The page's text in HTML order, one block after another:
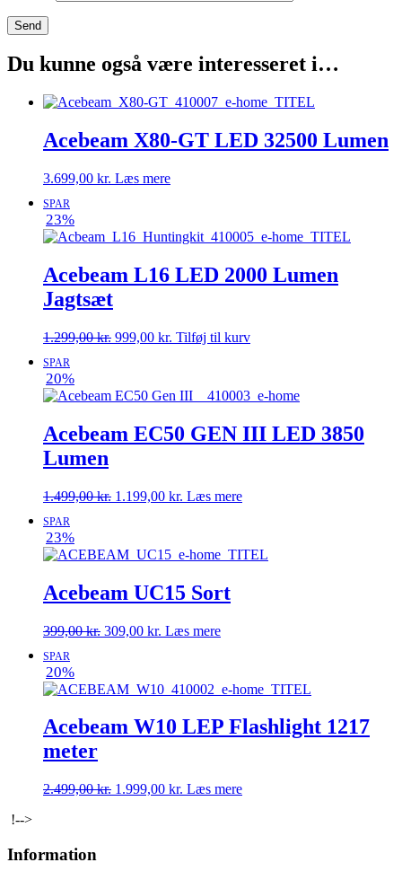
Du kunne også være interesseret i…
Acebeam X80-GT LED 32500 Lumen
3.699,00 kr. Læs mere
SPAR
23%
Acebeam L16 LED 2000 Lumen
Jagtsæt
1.299,00kr. Den
1.299,00 kr..
999,00 kr. Den
999,00 kr..
Tilføj til kurv
SPAR
20%
Acebeam EC50 GEN III LED 3850
Lumen
1.499,00kr. Den
1.499,00 kr..
1.199,00 kr. Den
1.199,00 kr..
Læs mere
SPAR
23%
Acebeam UC15 Sort
399,00kr. Den
399,00 kr..
309,00 kr. Den
309,00 kr..
Læs mere
SPAR
20%
Acebeam W10 LEP Flashlight 1217
meter
2.499,00kr. Den
1.999,00 kr. Den
Læs mere
!-->
Information